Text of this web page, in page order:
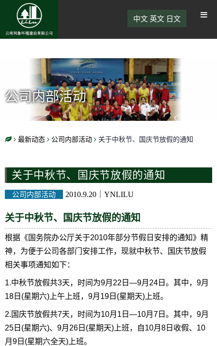
中文 英文 日文
公司内部活动
最新动态 公司内部活动 关于中秋节、国庆节放假的通知
关于中秋节、国庆节放假的通知
公司内部活动 2010.9.20 YNLILU
关于中秋节、国庆节放假的通知
根据《国务院办公厅关于2010年部分节假日安排的通知》精
神，为便于公司各部门安排工作，现就中秋节、国庆节放假
相关事项通知如下：
1.中秋节放假共3天，时间为9月22日—9月24日。其中，9月
18日(星期六)上午上班，9月19日(星期天)上班。
2.国庆节放假共7天，时间为10月1日—10月7日。其中，9月
25日(星期六)、9月26日(星期天)上班，自10月8日收假、10
月9日(星期六全天)上班。